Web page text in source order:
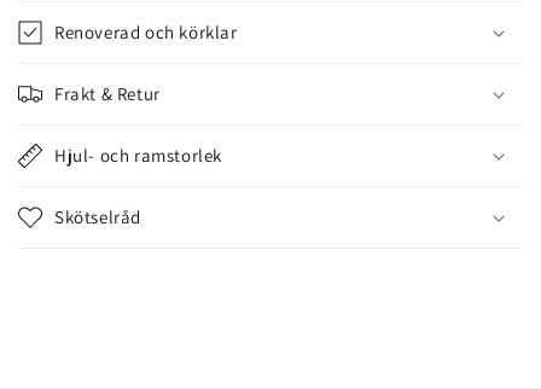
n
n
e
h
å
l
l
Renoverad och körklar
Frakt & Retur
Hjul- och ramstorlek
Skötselråd